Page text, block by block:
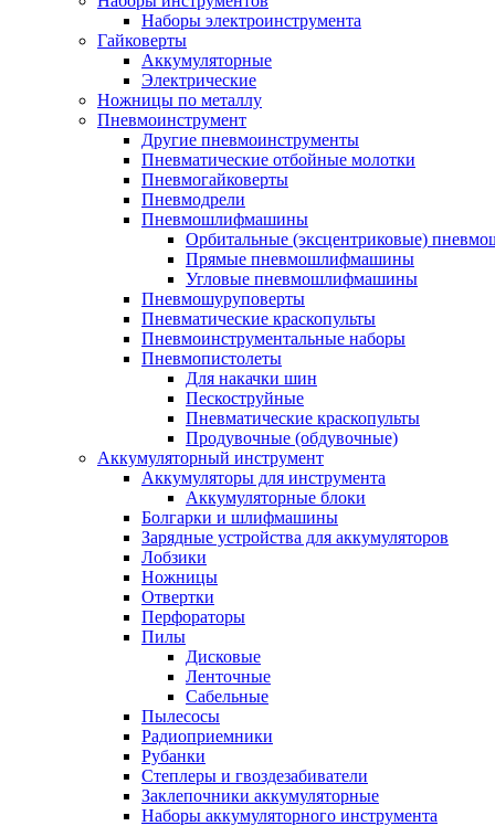
Наборы электроинструмента
Гайковерты
Аккумуляторные
Электрические
Ножницы по металлу
Пневмоинструмент
Другие пневмоинструменты
Пневматические отбойные молотки
Пневмогайковерты
Пневмодрели
Пневмошлифмашины
Орбитальные (эксцентриковые)
Прямые пневмошлифмашины
Угловые пневмошлифмашины
Пневмошуруповерты
Пневматические краскопульты
Пневмоинструментальные наборы
Пневмопистолеты
Для накачки шин
Пескоструйные
Пневматические краскопульты
Продувочные (обдувочные)
Аккумуляторный инструмент
Аккумуляторы для инструмента
Аккумуляторные блоки
Болгарки и шлифмашины
Зарядные устройства для аккумуляторов
Лобзики
Ножницы
Отвертки
Перфораторы
Пилы
Дисковые
Ленточные
Сабельные
Пылесосы
Радиоприемники
Рубанки
Степлеры и гвоздезабиватели
Заклепочники аккумуляторные
Наборы аккумуляторного инструмента